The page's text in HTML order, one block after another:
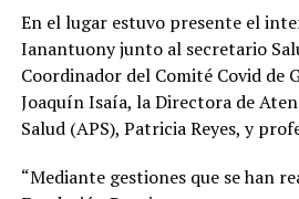
En el lugar estuvo presente el
Ianantuony junto al secretario
Coordinador del Comité Covid de
Joaquín Isaía, la Directora de
Salud (APS), Patricia Reyes, y
“Mediante gestiones que se han